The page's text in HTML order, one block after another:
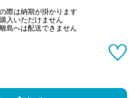
際は納期が掛かります
入いただけません
島へは配送できません